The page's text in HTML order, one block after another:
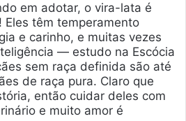
em adotar, o vira-lata é
Eles têm temperamento
e carinho, e muitas vezes
— estudo na Escócia
sem raça definida são até
de raça pura. Claro que
então cuidar deles com
e muito amor é